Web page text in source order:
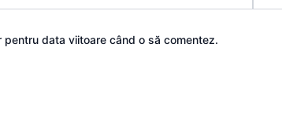
data viitoare când o să comentez.